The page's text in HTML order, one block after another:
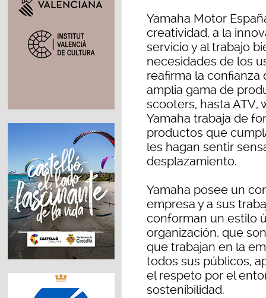
Yamaha Motor
creatividad, a la
servicio y al trabajo
necesidades de los
reafirma la confianza
amplia gama de
scooters, hasta ATV,
Yamaha trabaja de
productos que
les hagan sentir
desplazamiento.
Yamaha posee un
empresa y a sus
conforman un estilo
organización, que
que trabajan en la
todos sus públicos,
el respeto por el
sostenibilidad.